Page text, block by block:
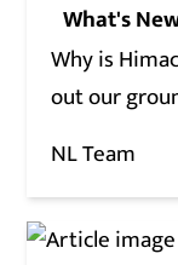
What's
Why is
out our
NL Team